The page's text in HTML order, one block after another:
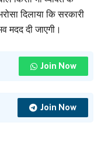
दिलाया कि सरकारी
मदद दी जाएगी।
Join Now
Join Now